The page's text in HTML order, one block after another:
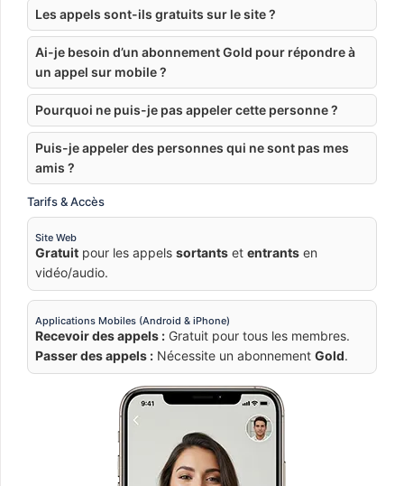
Les appels sont-ils gratuits sur le site ?
Ai-je besoin d’un abonnement Gold pour répondre à
un appel sur mobile ?
Pourquoi ne puis-je pas appeler cette personne ?
Puis-je appeler des personnes qui ne sont pas mes
amis ?
Tarifs & Accès
Site Web
Gratuit pour les appels sortants et entrants en
vidéo/audio.
Applications Mobiles (Android & iPhone)
Recevoir des appels : Gratuit pour tous les membres.
Passer des appels : Nécessite un abonnement Gold.